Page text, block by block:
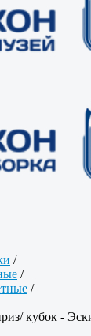
/
/
/
кубок -